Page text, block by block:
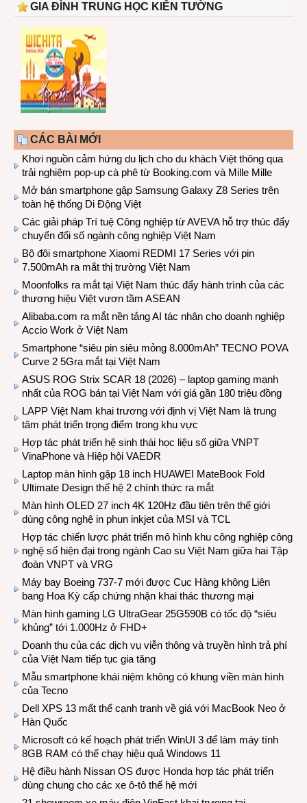
GIA ĐÌNH TRUNG HỌC KIẾN TƯỜNG
CÁC BÀI MỚI
Khơi nguồn cảm hứng du lịch cho du khách Việt thông qua
trải nghiệm pop-up cà phê từ Booking.com và Mille Mille
Mở bán smartphone gập Samsung Galaxy Z8 Series trên
toàn hệ thống Di Động Việt
Các giải pháp Trí tuệ Công nghiệp từ AVEVA hỗ trợ thúc đẩy
chuyển đổi số ngành công nghiệp Việt Nam
Bộ đôi smartphone Xiaomi REDMI 17 Series với pin
7.500mAh ra mắt thị trường Việt Nam
Moonfolks ra mắt tại Việt Nam thúc đẩy hành trình của các
thương hiệu Việt vươn tầm ASEAN
Alibaba.com ra mắt nền tảng AI tác nhân cho doanh nghiệp
Accio Work ở Việt Nam
Smartphone “siêu pin siêu mỏng 8.000mAh” TECNO POVA
Curve 2 5Gra mắt tại Việt Nam
ASUS ROG Strix SCAR 18 (2026) – laptop gaming mạnh
nhất của ROG bán tại Việt Nam với giá gần 180 triệu đồng
LAPP Việt Nam khai trương với định vị Việt Nam là trung
tâm phát triển trọng điểm trong khu vực
Hợp tác phát triển hệ sinh thái học liệu số giữa VNPT
VinaPhone và Hiệp hội VAEDR
Laptop màn hình gập 18 inch HUAWEI MateBook Fold
Ultimate Design thế hệ 2 chính thức ra mắt
Màn hình OLED 27 inch 4K 120Hz đầu tiên trên thế giới
dùng công nghệ in phun inkjet của MSI và TCL
Hợp tác chiến lược phát triển mô hình khu công nghiệp công
nghệ số hiện đại trong ngành Cao su Việt Nam giữa hai Tập
đoàn VNPT và VRG
Máy bay Boeing 737-7 mới được Cục Hàng không Liên
bang Hoa Kỳ cấp chứng nhận khai thác thương mại
Màn hình gaming LG UltraGear 25G590B có tốc độ “siêu
khủng” tới 1.000Hz ở FHD+
Doanh thu của các dịch vụ viễn thông và truyền hình trả phí
của Việt Nam tiếp tục gia tăng
Mẫu smartphone khái niệm không có khung viền màn hình
của Tecno
Dell XPS 13 mất thế cạnh tranh về giá với MacBook Neo ở
Hàn Quốc
Microsoft có kế hoạch phát triển WinUI 3 để làm máy tính
8GB RAM có thể chạy hiệu quả Windows 11
Hệ điều hành Nissan OS được Honda hợp tác phát triển
dùng chung cho các xe ô-tô thế hệ mới